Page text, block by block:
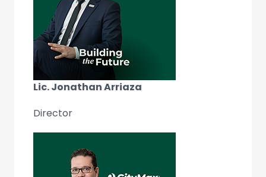
Lic. Jonathan Arriaza
Director